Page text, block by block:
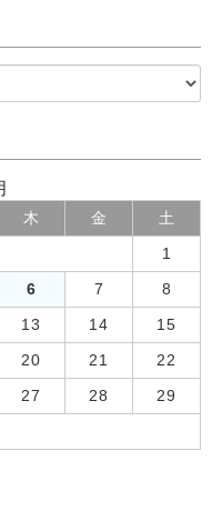
木 金 土
1
6 7 8
13 14 15
20 21 22
27 28 29